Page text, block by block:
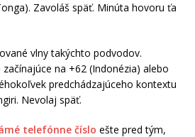
Zavoláš späť. Minúta hovoru ťa
vlny takýchto podvodov.
na +62 (Indonézia) alebo
predchádzajúceho kontextu
Nevolaj späť.
telefónne číslo ešte pred tým,